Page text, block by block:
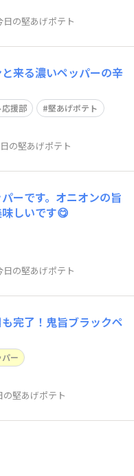
日の堅あげポテト
来る濃いペッパーの辛
援部 堅あげポテト
の堅あげポテト
ーです。オニオンの旨
しいです😋
日の堅あげポテト
完了！鬼旨ブラックペ
ー
の堅あげポテト